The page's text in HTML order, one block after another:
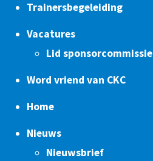
Trainersbegeleiding
Vacatures
Lid sponsorcommissie
Word vriend van CKC
Home
Nieuws
Nieuwsbrief